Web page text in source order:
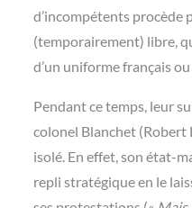
d’incompétents procède
(temporairement) libre,
d’un uniforme français
Pendant ce temps, leur
colonel Blanchet
isolé. En effet, son état-
repli stratégique en le